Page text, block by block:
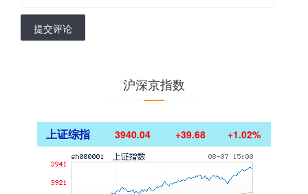
提交评论
沪深京指数
上证综指 3940.04 +39.68 +1.02%